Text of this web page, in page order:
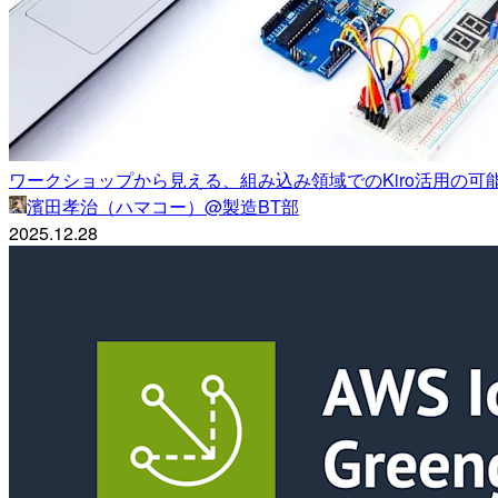
ワークショップから見える、組み込み領域でのKiro活用の可
濱田孝治（ハマコー）@製造BT部
2025.12.28